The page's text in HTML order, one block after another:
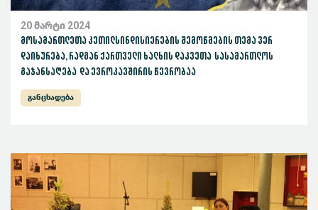
20 მარტი 2024
მოსამართლეთა კეთილსინდისიერების შემოწმების თემა ვერ
დაიხურება, რადგან ქართველი ხალხის დაკვეთა სასამართლოს
გაჯანსაღება და ევროკავშირის წევრობაა
განცხადება